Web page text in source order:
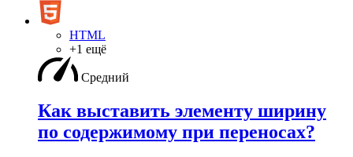
HTML
+1 ещё
Средний
Как выставить элементу ширину
по содержимому при переносах?